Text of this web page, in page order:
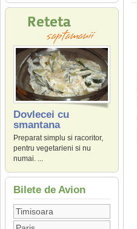
Dovlecei cu
smantana
Preparat simplu si racoritor,
pentru vegetarieni si nu
numai. ...
Bilete de Avion